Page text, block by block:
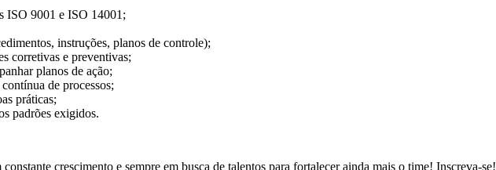
ISO 9001 e ISO 14001;
instruções, planos de controle);
corretivas e preventivas;
planos de ação;
de processos;
práticas;
padrões exigidos.
crescimento e sempre em busca de talentos para fortalecer ainda mais o time! Inscreva-se!